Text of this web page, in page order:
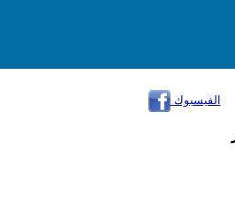
الفيسبوك